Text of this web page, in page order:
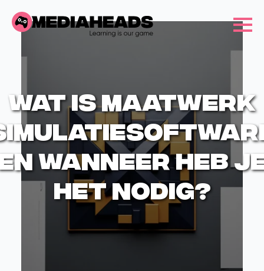
Wat is maatwerk
wanneer heb
het nodig?